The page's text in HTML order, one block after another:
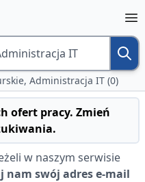
IT
Administracja IT (0)
ofert pracy. Zmień
w naszym serwisie
nam swój adres e-mail